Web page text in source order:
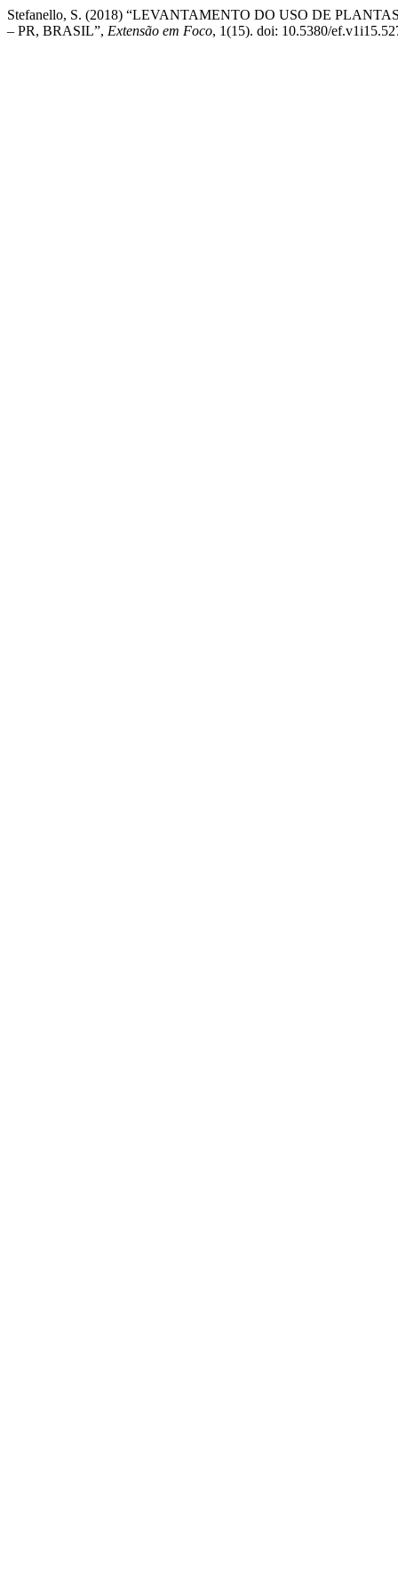
Stefanello, S. (2018) “LEVANTAMENTO DO USO DE
– PR, BRASIL”, Extensão em Foco, 1(15). doi: 10.5380/